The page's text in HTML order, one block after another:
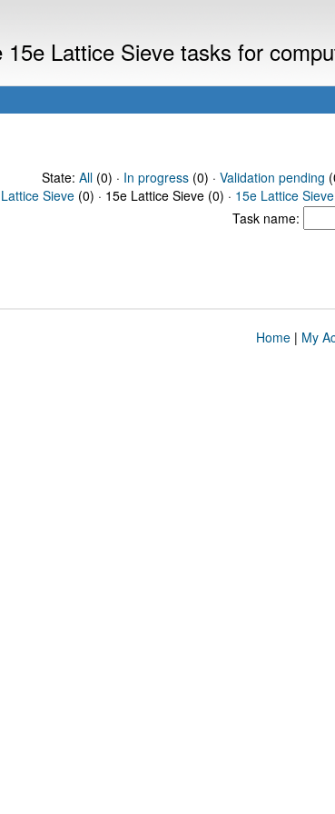
Lattice Sieve tasks for
State: All(0) · In progress(0) · Validation pending
Sieve (0) · 15e Lattice Sieve (0) · 15e Lattice
Task name:
Home| My